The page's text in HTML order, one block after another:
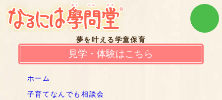
夢を叶える学童保育
見学・体験はこちら
ホーム
子育てなんでも相談会